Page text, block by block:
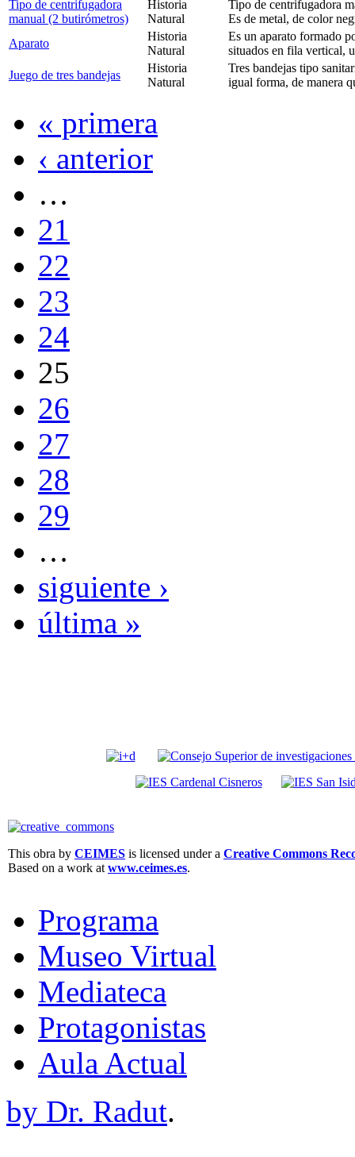
Tipo de centrifugadora
manual (2 butirómetros)
Historia
Natural
Tipo de centrifugadora
Es de metal, de color
Aparato
Historia
Natural
Es un aparato formado
situados en fila vertical,
Juego de tres bandejas
Historia
Natural
Tres bandejas tipo
igual forma, de manera
« primera
‹ anterior
…
21
22
23
24
25
26
27
28
29
…
siguiente ›
última »
This obra by CEIMES is licensed under a Creative Commons
Based on a work at www.ceimes.es.
Programa
Museo Virtual
Mediateca
Protagonistas
Aula Actual
by Dr. Radut.